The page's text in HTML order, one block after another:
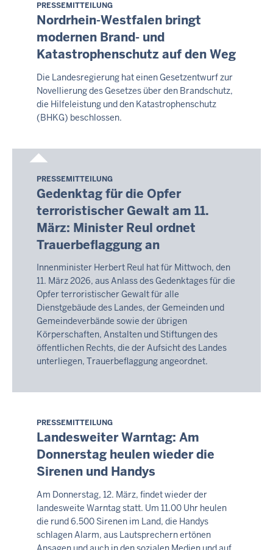
Samstag,
8.
August
2026
17:34
PRESSEMITTEILUNG
Nordrhein-Westfalen bringt
modernen Brand- und
Katastrophenschutz auf den Weg
Die Landesregierung hat einen Gesetzentwurf zur
Novellierung des Gesetzes über den Brandschutz,
die Hilfeleistung und den Katastrophenschutz
(BHKG) beschlossen.
Samstag,
8.
August
2026
-
PRESSEMITTEILUNG
Gedenktag für die Opfer
terroristischer Gewalt am 11.
März: Minister Reul ordnet
Trauerbeflaggung an
Innenminister Herbert Reul hat für Mittwoch, den
11. März 2026, aus Anlass des Gedenktages für die
Opfer terroristischer Gewalt für alle
Dienstgebäude des Landes, der Gemeinden und
Gemeindeverbände sowie der übrigen
Körperschaften, Anstalten und Stiftungen des
öffentlichen Rechts, die der Aufsicht des Landes
unterliegen, Trauerbeflaggung angeordnet.
Samstag,
8.
August
2026
17:16
PRESSEMITTEILUNG
Landesweiter Warntag: Am
Donnerstag heulen wieder die
Sirenen und Handys
Am Donnerstag, 12. März, findet wieder der
landesweite Warntag statt. Um 11.00 Uhr heulen
die rund 6.500 Sirenen im Land, die Handys
schlagen Alarm, aus Lautsprechern ertönen